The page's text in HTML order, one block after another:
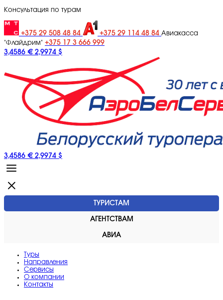
Консультация по турам
+375 29 508 48 84 +375 29 114 48 84 Авиакасса
"Флайдрим" +375 17 3 666 999
3,4586 € 2,9974 $
3,4586 € 2,9974 $
ТУРИСТАМ
АГЕНТСТВАМ
АВИА
Туры
Направления
Сервисы
O компании
Контакты